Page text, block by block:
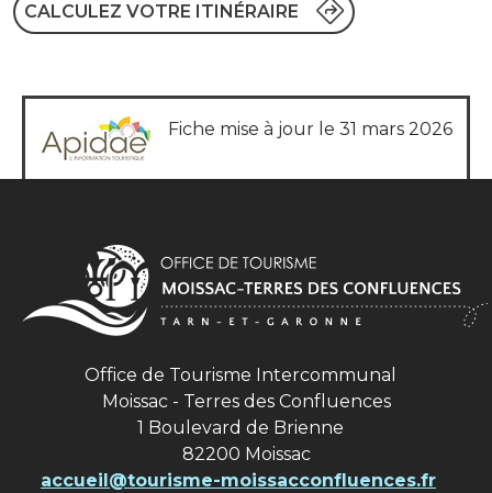
CALCULEZ VOTRE ITINÉRAIRE
Fiche mise à jour le 31 mars 2026
Office de Tourisme Intercommunal
Moissac - Terres des Confluences
1 Boulevard de Brienne
82200 Moissac
accueil@tourisme-moissacconfluences.fr